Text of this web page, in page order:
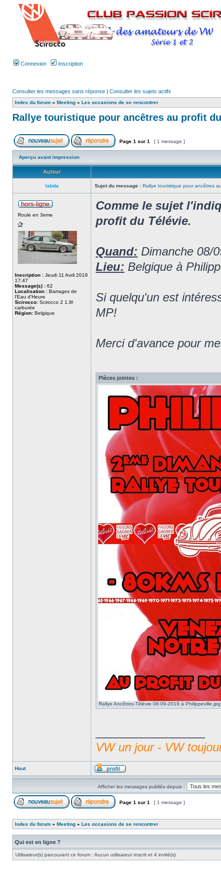
Connexion Inscription
Consulter les messages sans réponse | Consulter les sujets actifs
Index du forum » Meeting » Les occasions de se rencontrer
Rallye touristique pour ancêtres au profit
Page 1 sur 1 [ 1 message ]
Aperçu avant impression
Auteur
labda Sujet du message : Rallye touristique pour ancêtres
Roule en 3eme
Inscription : Jeudi 11 Avril 2019
17:47
Message(s) : 62
Localisation : Barrages de
l'Eau d'Heure
Scirocco: Scirocco 2 1.8l
carburée
Région: Belgique
Comme le sujet
profit du Télévie.
Quand: Dimanche 08/
Lieu: Belgique à
Si quelqu'un est
MP!
Merci d'avance pour
Pièces jointes :
Rallye Ancêtres-Télévie 08-09-2019 à
VW un jour - VW
Haut
Afficher les messages publiés depuis :
Page 1 sur 1 [ 1 message ]
Index du forum » Meeting » Les occasions de se rencontrer
Qui est en ligne ?
Utilisateur(s) parcourant ce forum : Aucun utilisateur inscrit et 4 invité(s)